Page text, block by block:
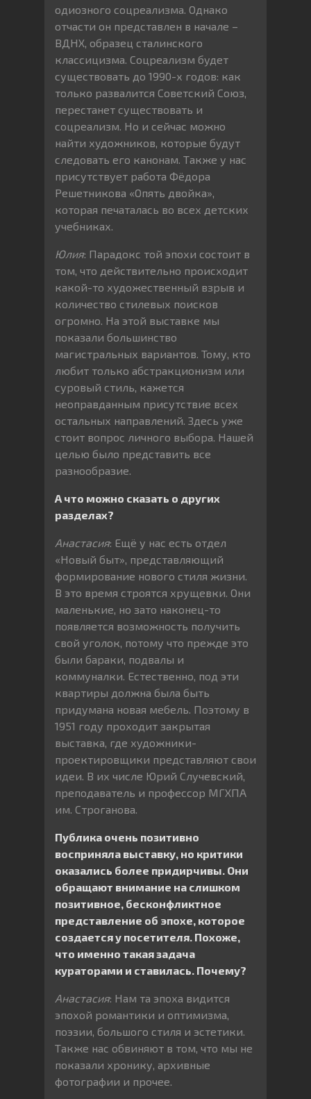
одиозного соцреализма. Однако
отчасти он представлен в начале –
ВДНХ, образец сталинского
классицизма. Соцреализм будет
существовать до 1990-х годов: как
только развалится Советский Союз,
перестанет существовать и
соцреализм. Но и сейчас можно
найти художников, которые будут
следовать его канонам. Также у нас
присутствует работа Фёдора
Решетникова «Опять двойка»,
которая печаталась во всех детских
учебниках.
Юлия: Парадокс той эпохи состоит в
том, что действительно происходит
какой-то художественный взрыв и
количество стилевых поисков
огромно. На этой выставке мы
показали большинство
магистральных вариантов. Тому, кто
любит только абстракционизм или
суровый стиль, кажется
неоправданным присутствие всех
остальных направлений. Здесь уже
стоит вопрос личного выбора. Нашей
целью было представить все
разнообразие.
А что можно сказать о других
разделах?
Анастасия: Ещё у нас есть отдел
«Новый быт», представляющий
формирование нового стиля жизни.
В это время строятся хрущевки. Они
маленькие, но зато наконец-то
появляется возможность получить
свой уголок, потому что прежде это
были бараки, подвалы и
коммуналки. Естественно, под эти
квартиры должна была быть
придумана новая мебель. Поэтому в
1951 году проходит закрытая
выставка, где художники-
проектировщики представляют свои
идеи. В их числе Юрий Случевский,
преподаватель и профессор МГХПА
им. Строганова.
Публика очень позитивно
восприняла выставку, но критики
оказались более придирчивы. Они
обращают внимание на слишком
позитивное, бесконфликтное
представление об эпохе, которое
создается у посетителя. Похоже,
что именно такая задача
кураторами и ставилась. Почему?
Анастасия: Нам та эпоха видится
эпохой романтики и оптимизма,
поэзии, большого стиля и эстетики.
Также нас обвиняют в том, что мы не
показали хронику, архивные
фотографии и прочее.